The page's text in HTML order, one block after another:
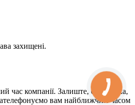
захищені.
час компанії. Залиште, будь ласка,
вам найближчим часом